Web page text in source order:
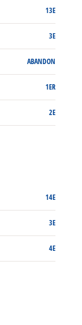
13E
3E
ABANDON
1ER
2E
14E
3E
4E